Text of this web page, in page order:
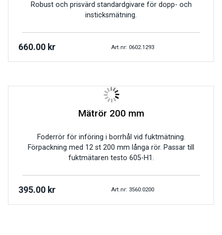
Robust och prisvärd standardgivare för dopp- och
insticksmätning.
660.00 kr Art.nr: 0602.1293
Mätrör 200 mm
Foderrör för införing i borrhål vid fuktmätning.
Förpackning med 12 st 200 mm långa rör. Passar till
fuktmätaren testo 605-H1.
395.00 kr Art.nr: 3560.0200